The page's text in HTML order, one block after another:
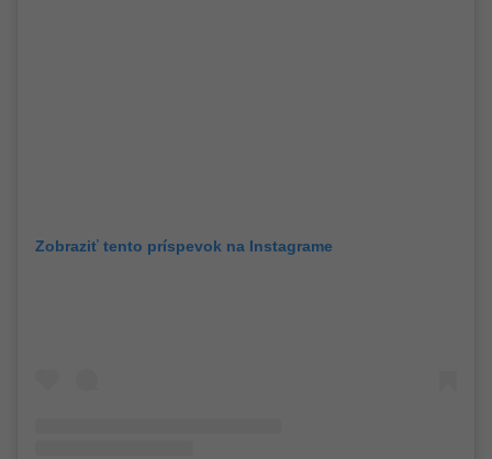
Zobraziť tento príspevok na Instagrame